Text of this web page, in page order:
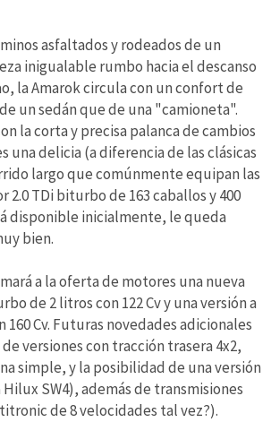
asfaltados y rodeados de un
inigualable rumbo hacia el descanso
la Amarok circula con un confort de
un sedán que de una "camioneta".
la corta y precisa palanca de cambios
una delicia (a diferencia de las clásicas
largo que comúnmente equipan las
2.0 TDi biturbo de 163 caballos y 400
disponible inicialmente, le queda
bien.
a la oferta de motores una nueva
de 2 litros con 122 Cv y una versión a
160 Cv. Futuras novedades adicionales
versiones con tracción trasera 4x2,
simple, y la posibilidad de una versión
SW4), además de transmisiones
de 8 velocidades tal vez?).